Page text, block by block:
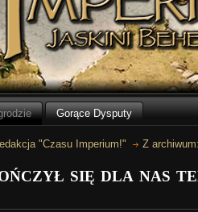
Gorące Dysputy
"Czasu Imperium!" Z
się dla nas